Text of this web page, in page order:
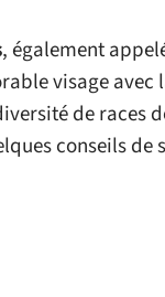
, également
visage avec
de races
conseils